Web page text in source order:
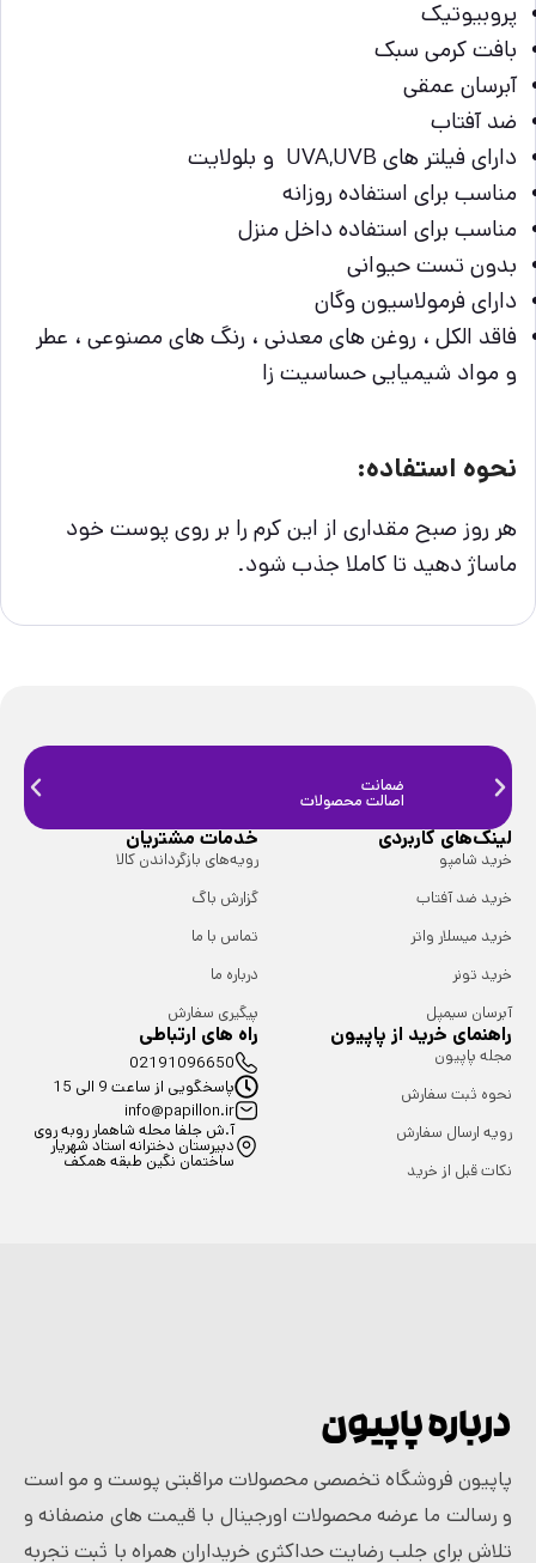
پروبیوتیک
بافت کرمی سبک
آبرسان عمقی
ضد آفتاب
دارای فیلتر های UVA,UVB و بلولایت
مناسب برای استفاده روزانه
مناسب برای استفاده داخل منزل
بدون تست حیوانی
دارای فرمولاسیون وگان
فاقد الکل ، روغن های معدنی ، رنگ های مصنوعی ، عطر
و مواد شیمیایی حساسیت زا
نحوه استفاده:
هر روز صبح مقداری از این کرم را بر روی پوست خود
ماساژ دهید تا کاملا جذب شود.
ضمانت
اصالت محصولات
لینک‌های کاربردی
خرید شامپو
خرید ضد آفتاب
خرید میسلار واتر
خرید تونر
آبرسان سیمپل
خدمات مشتریان
رویه‌های بازگرداندن کالا
گزارش باگ
تماس با ما
درباره ما
پیگیری سفارش
راهنمای خرید از پاپیون
مجله پاپیون
نحوه ثبت سفارش
رویه ارسال سفارش
نکات قبل از خرید
راه های ارتباطی
02191096650
پاسخگویی از ساعت 9 الی 15
info@papillon.ir
آ.ش جلفا محله شاهمار روبه روی
دبیرستان دخترانه استاد شهریار
ساختمان نگین طبقه همکف
درباره پاپیون
پاپیون فروشگاه تخصصی محصولات مراقبتی پوست و مو است
و رسالت ما عرضه محصولات اورجینال با قیمت های منصفانه و
تلاش برای جلب رضایت حداکثری خریداران همراه با ثبت تجربه